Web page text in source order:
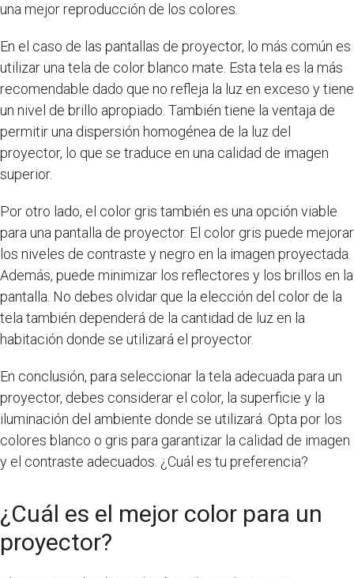
una mejor reproducción de los colores.
En el caso de las pantallas de proyector, lo más común es
utilizar una tela de color blanco mate. Esta tela es la más
recomendable dado que no refleja la luz en exceso y tiene
un nivel de brillo apropiado. También tiene la ventaja de
permitir una dispersión homogénea de la luz del
proyector, lo que se traduce en una calidad de imagen
superior.
Por otro lado, el color gris también es una opción viable
para una pantalla de proyector. El color gris puede mejorar
los niveles de contraste y negro en la imagen proyectada.
Además, puede minimizar los reflectores y los brillos en la
pantalla. No debes olvidar que la elección del color de la
tela también dependerá de la cantidad de luz en la
habitación donde se utilizará el proyector.
En conclusión, para seleccionar la tela adecuada para un
proyector, debes considerar el color, la superficie y la
iluminación del ambiente donde se utilizará. Opta por los
colores blanco o gris para garantizar la calidad de imagen
y el contraste adecuados. ¿Cuál es tu preferencia?
¿Cuál es el mejor color para un
proyector?